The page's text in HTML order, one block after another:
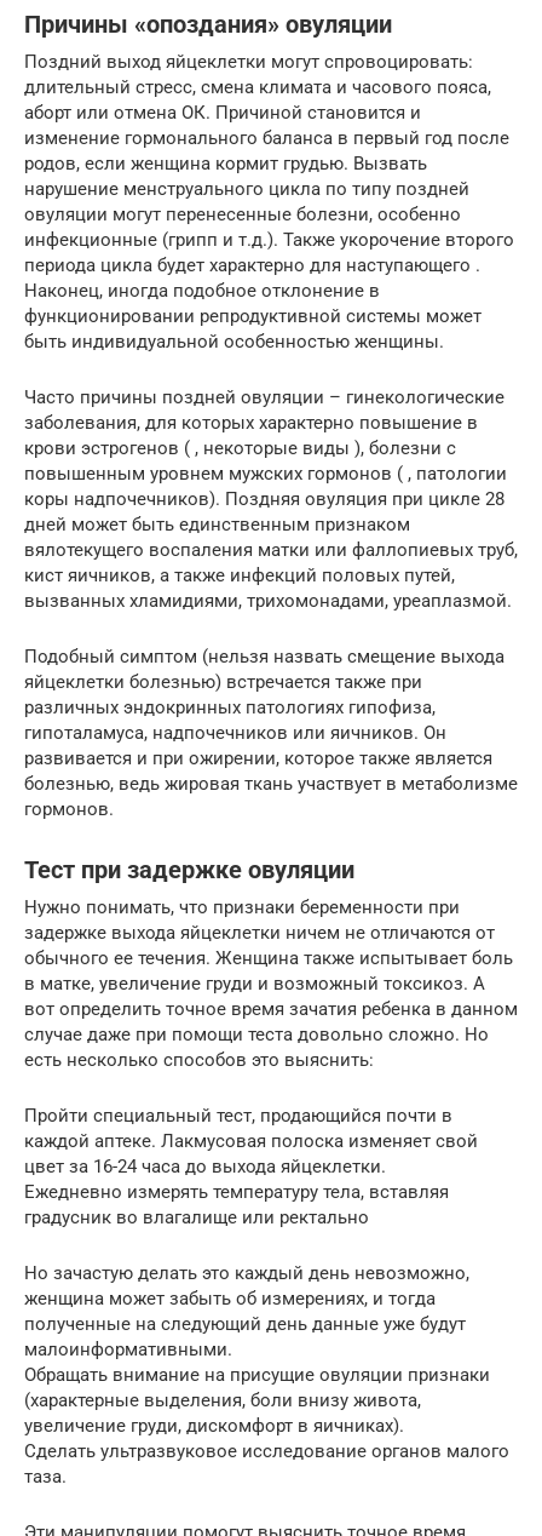
Причины «опоздания» овуляции
Поздний выход яйцеклетки могут спровоцировать:
длительный стресс, смена климата и часового пояса,
аборт или отмена ОК. Причиной становится и
изменение гормонального баланса в первый год после
родов, если женщина кормит грудью. Вызвать
нарушение менструального цикла по типу поздней
овуляции могут перенесенные болезни, особенно
инфекционные (грипп и т.д.). Также укорочение второго
периода цикла будет характерно для наступающего .
Наконец, иногда подобное отклонение в
функционировании репродуктивной системы может
быть индивидуальной особенностью женщины.
Часто причины поздней овуляции – гинекологические
заболевания, для которых характерно повышение в
крови эстрогенов ( , некоторые виды ), болезни с
повышенным уровнем мужских гормонов ( , патологии
коры надпочечников). Поздняя овуляция при цикле 28
дней может быть единственным признаком
вялотекущего воспаления матки или фаллопиевых труб,
кист яичников, а также инфекций половых путей,
вызванных хламидиями, трихомонадами, уреаплазмой.
Подобный симптом (нельзя назвать смещение выхода
яйцеклетки болезнью) встречается также при
различных эндокринных патологиях гипофиза,
гипоталамуса, надпочечников или яичников. Он
развивается и при ожирении, которое также является
болезнью, ведь жировая ткань участвует в метаболизме
гормонов.
Тест при задержке овуляции
Нужно понимать, что признаки беременности при
задержке выхода яйцеклетки ничем не отличаются от
обычного ее течения. Женщина также испытывает боль
в матке, увеличение груди и возможный токсикоз. А
вот определить точное время зачатия ребенка в данном
случае даже при помощи теста довольно сложно. Но
есть несколько способов это выяснить:
Пройти специальный тест, продающийся почти в
каждой аптеке. Лакмусовая полоска изменяет свой
цвет за 16-24 часа до выхода яйцеклетки.
Ежедневно измерять температуру тела, вставляя
градусник во влагалище или ректально
Но зачастую делать это каждый день невозможно,
женщина может забыть об измерениях, и тогда
полученные на следующий день данные уже будут
малоинформативными.
Обращать внимание на присущие овуляции признаки
(характерные выделения, боли внизу живота,
увеличение груди, дискомфорт в яичниках).
Сделать ультразвуковое исследование органов малого
таза.